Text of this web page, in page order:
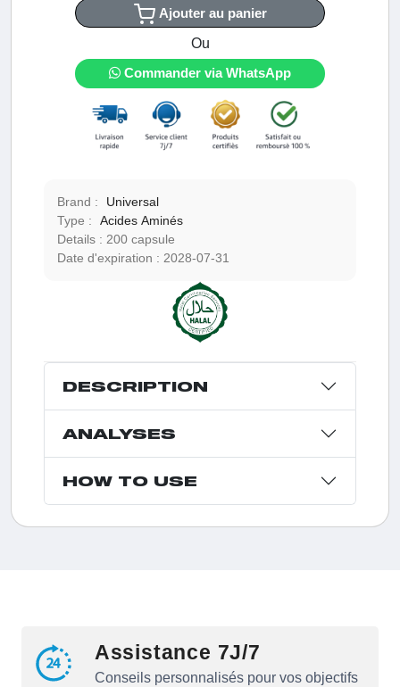
Ajouter au panier
Ou
Commander via WhatsApp
Brand :
Universal
Type :
Acides Aminés
Details :
200 capsule
Date d'expiration : 2028-07-31
DESCRIPTION
ANALYSES
HOW TO USE
Assistance 7J/7
Conseils personnalisés pour vos objectifs